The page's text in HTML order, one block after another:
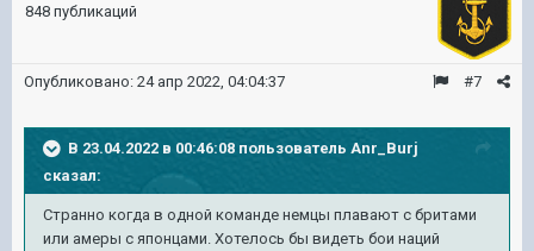
848 публикаций
#7
Опубликовано: 24 апр 2022, 04:04:37
В 23.04.2022 в 00:46:08 пользователь Anr_Burj
сказал:
Странно когда в одной команде немцы плавают с бритами
или амеры с японцами. Хотелось бы видеть бои наций